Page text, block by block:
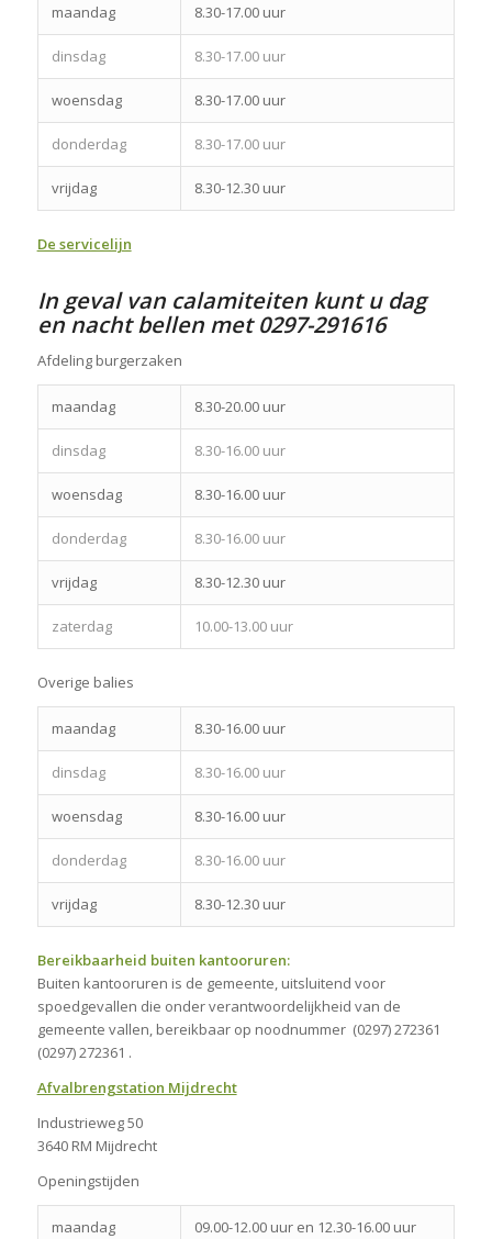
maandag 8.30-17.00 uur
dinsdag 8.30-17.00 uur
woensdag 8.30-17.00 uur
donderdag 8.30-17.00 uur
vrijdag 8.30-12.30 uur
De servicelijn
In geval van calamiteiten kunt u dag
en nacht bellen met 0297-291616
Afdeling burgerzaken
maandag 8.30-20.00 uur
dinsdag 8.30-16.00 uur
woensdag 8.30-16.00 uur
donderdag 8.30-16.00 uur
vrijdag 8.30-12.30 uur
zaterdag 10.00-13.00 uur
Overige balies
maandag 8.30-16.00 uur
dinsdag 8.30-16.00 uur
woensdag 8.30-16.00 uur
donderdag 8.30-16.00 uur
vrijdag 8.30-12.30 uur
Bereikbaarheid buiten kantooruren:
Buiten kantooruren is de gemeente, uitsluitend voor
spoedgevallen die onder verantwoordelijkheid van de
gemeente vallen, bereikbaar op noodnummer (0297) 272361
(0297) 272361 .
Afvalbrengstation Mijdrecht
Industrieweg 50
3640 RM Mijdrecht
Openingstijden
maandag 09.00-12.00 uur en 12.30-16.00 uur